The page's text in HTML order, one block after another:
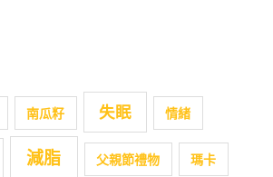
南瓜籽 失眠 情緒
減脂 父親節禮物 瑪卡